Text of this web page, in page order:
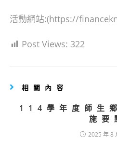
活動網站:(https://
Post Views: 322
相關內容
114學年度師生
施要
2025 年 8